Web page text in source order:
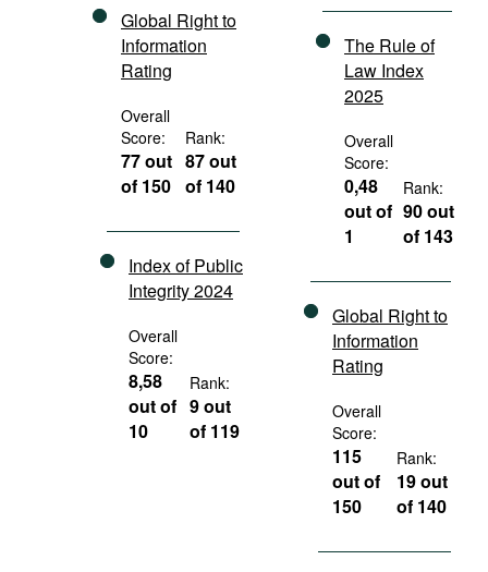
Global Right to
Information
Rating
Overall
Score:
77 out
of 150
Rank:
87 out
of 140
Index of Public
Integrity 2024
Overall
Score:
8,58
out of
10
Rank:
9 out
of 119
The Rule of
Law Index
2025
Overall
Score:
0,48
out of
1
Rank:
90 out
of 143
Global Right to
Information
Rating
Overall
Score:
115
out of
150
Rank:
19 out
of 140